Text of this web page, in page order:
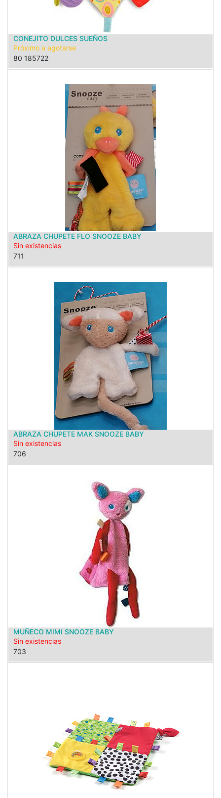
CONEJITO DULCES SUEÑOS
Próximo a agotarse
80 185722
ABRAZA CHUPETE FLO SNOOZE BABY
Sin existencias
711
ABRAZA CHUPETE MAK SNOOZE BABY
Sin existencias
706
MUÑECO MIMI SNOOZE BABY
Sin existencias
703